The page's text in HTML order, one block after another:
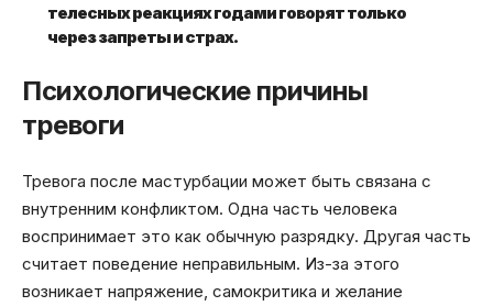
телесных реакциях годами говорят только
через запреты и страх.
Психологические причины
тревоги
Тревога после мастурбации может быть связана с
внутренним конфликтом. Одна часть человека
воспринимает это как обычную разрядку. Другая часть
считает поведение неправильным. Из-за этого
возникает напряжение, самокритика и желание